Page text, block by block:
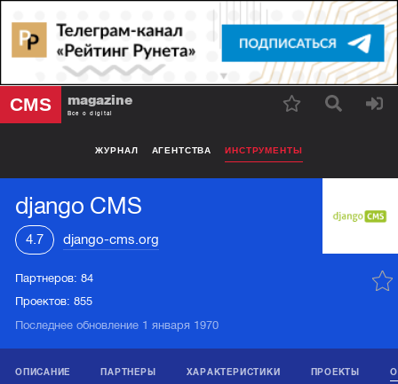
CMS magazine
Все о digital
ЖУРНАЛ АГЕНТСТВА ИНСТРУМЕНТЫ
django CMS
4.7 django-cms.org
Партнеров:84
Проектов:855
Последнее обновление 1 января 1970
ОПИСАНИЕ ПАРТНЕРЫ ХАРАКТЕРИСТИКИ ПРОЕКТЫ